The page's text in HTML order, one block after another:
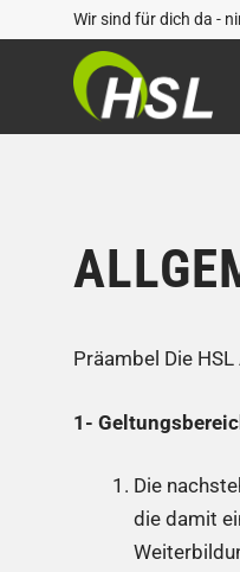
springen
Wir sind für dich da -
Präambel Die
1-
Die
die damit